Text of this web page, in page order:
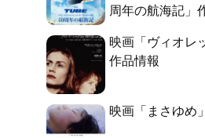
周年の航海記」
映画「ヴィオレ
作品情報
映画「まさゆめ